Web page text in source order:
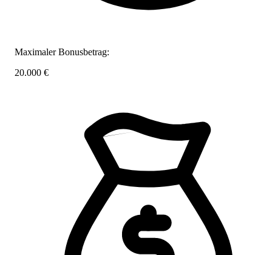
Maximaler Bonusbetrag:
20.000 €